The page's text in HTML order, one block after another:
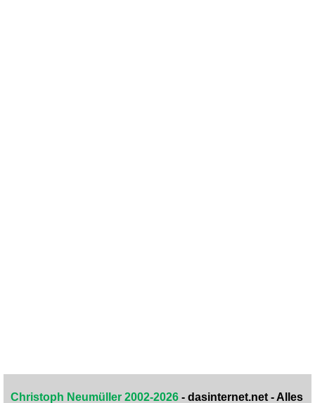
Christoph Neumüller 2002-2026 - dasinternet.net - Alles